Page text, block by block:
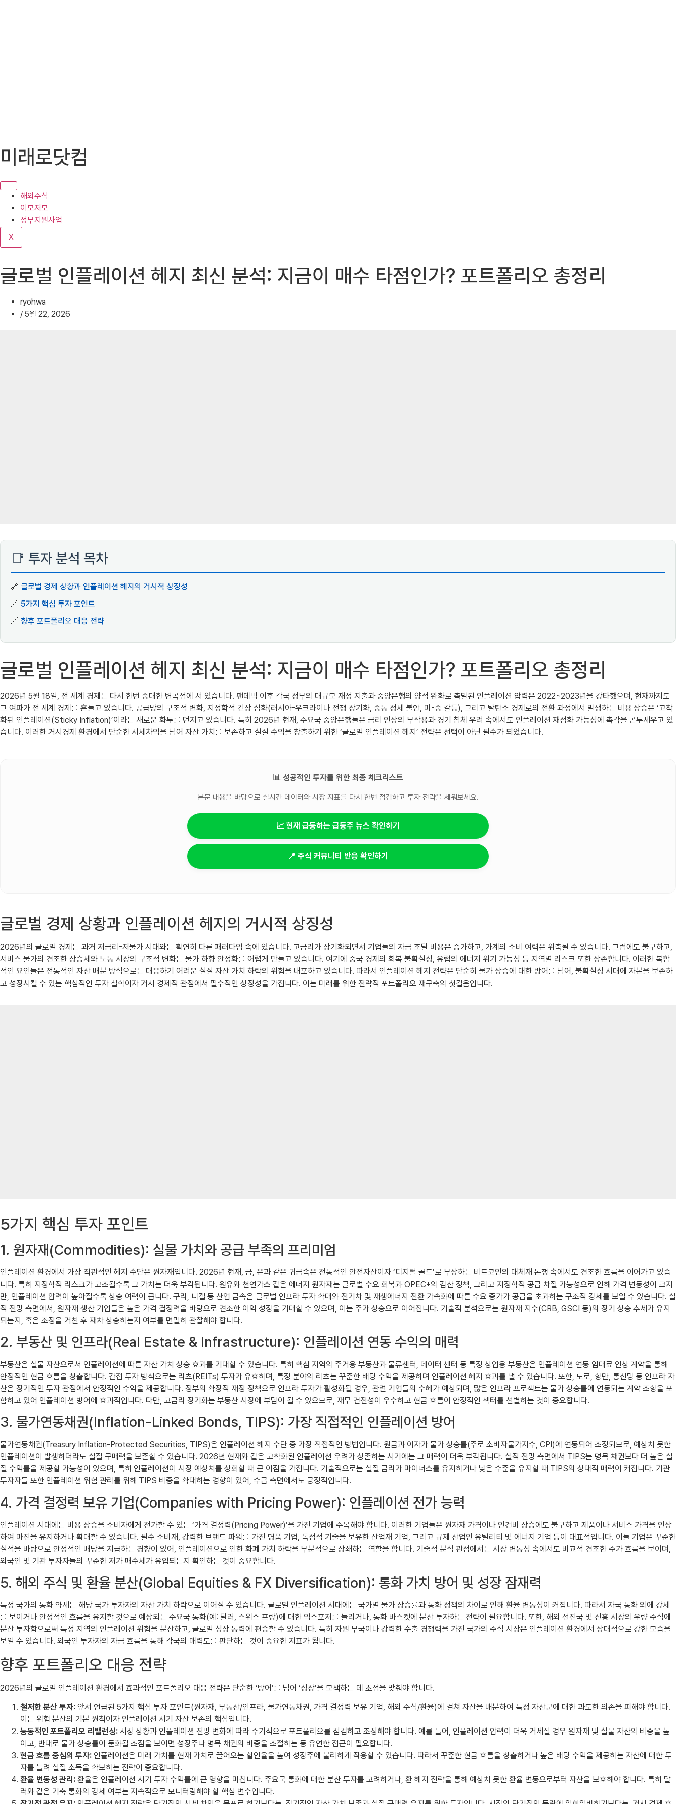
텐
로
기
미래로닷컴
해외주식
이모저모
정부지원사업
X
글로벌 인플레이션 헤지 최신 분석: 지금이 매수 타점인가? 포트폴리오 총정리
ryohwa
/ 5월 22, 2026
📑 투자 분석 목차
🔗 글로벌 경제 상황과 인플레이션 헤지의 거시적 상징성
🔗 5가지 핵심 투자 포인트
🔗 향후 포트폴리오 대응 전략
글로벌 인플레이션 헤지 최신 분석: 지금이 매수 타점인가? 포트폴리오 총정리
2026년 5월 18일, 전 세계 경제는 다시 한번 중대한 변곡점에 서 있습니다. 팬데믹 이후 각국 정부의 대규모 재정 지출과 중앙은행의 양적 완화로 촉발된 인플레이션 압력은 2022~2023년을 강타했으며, 현재까지도
그 여파가 전 세계 경제를 흔들고 있습니다. 공급망의 구조적 변화, 지정학적 긴장 심화(러시아-우크라이나 전쟁 장기화, 중동 정세 불안, 미-중 갈등), 그리고 탈탄소 경제로의 전환 과정에서 발생하는 비용 상승은 ‘고착
화된 인플레이션(Sticky Inflation)’이라는 새로운 화두를 던지고 있습니다. 특히 2026년 현재, 주요국 중앙은행들은 금리 인상의 부작용과 경기 침체 우려 속에서도 인플레이션 재점화 가능성에 촉각을 곤두세우고 있
습니다. 이러한 거시경제 환경에서 단순한 시세차익을 넘어 자산 가치를 보존하고 실질 수익을 창출하기 위한 ‘글로벌 인플레이션 헤지’ 전략은 선택이 아닌 필수가 되었습니다.
📊 성공적인 투자를 위한 최종 체크리스트
본문 내용을 바탕으로 실시간 데이터와 시장 지표를 다시 한번 점검하고 투자 전략을 세워보세요.
📈 현재 급등하는 급등주 뉴스 확인하기
📍 주식 커뮤니티 반응 확인하기
글로벌 경제 상황과 인플레이션 헤지의 거시적 상징성
2026년의 글로벌 경제는 과거 저금리-저물가 시대와는 확연히 다른 패러다임 속에 있습니다. 고금리가 장기화되면서 기업들의 자금 조달 비용은 증가하고, 가계의 소비 여력은 위축될 수 있습니다. 그럼에도 불구하고,
서비스 물가의 견조한 상승세와 노동 시장의 구조적 변화는 물가 하향 안정화를 어렵게 만들고 있습니다. 여기에 중국 경제의 회복 불확실성, 유럽의 에너지 위기 가능성 등 지역별 리스크 또한 상존합니다. 이러한 복합
적인 요인들은 전통적인 자산 배분 방식으로는 대응하기 어려운 실질 자산 가치 하락의 위험을 내포하고 있습니다. 따라서 인플레이션 헤지 전략은 단순히 물가 상승에 대한 방어를 넘어, 불확실성 시대에 자본을 보존하
고 성장시킬 수 있는 핵심적인 투자 철학이자 거시 경제적 관점에서 필수적인 상징성을 가집니다. 이는 미래를 위한 전략적 포트폴리오 재구축의 첫걸음입니다.
5가지 핵심 투자 포인트
1. 원자재(Commodities): 실물 가치와 공급 부족의 프리미엄
인플레이션 환경에서 가장 직관적인 헤지 수단은 원자재입니다. 2026년 현재, 금, 은과 같은 귀금속은 전통적인 안전자산이자 ‘디지털 골드’로 부상하는 비트코인의 대체재 논쟁 속에서도 견조한 흐름을 이어가고 있습
니다. 특히 지정학적 리스크가 고조될수록 그 가치는 더욱 부각됩니다. 원유와 천연가스 같은 에너지 원자재는 글로벌 수요 회복과 OPEC+의 감산 정책, 그리고 지정학적 공급 차질 가능성으로 인해 가격 변동성이 크지
만, 인플레이션 압력이 높아질수록 상승 여력이 큽니다. 구리, 니켈 등 산업 금속은 글로벌 인프라 투자 확대와 전기차 및 재생에너지 전환 가속화에 따른 수요 증가가 공급을 초과하는 구조적 강세를 보일 수 있습니다. 실
적 전망 측면에서, 원자재 생산 기업들은 높은 가격 결정력을 바탕으로 견조한 이익 성장을 기대할 수 있으며, 이는 주가 상승으로 이어집니다. 기술적 분석으로는 원자재 지수(CRB, GSCI 등)의 장기 상승 추세가 유지
되는지, 혹은 조정을 거친 후 재차 상승하는지 여부를 면밀히 관찰해야 합니다.
2. 부동산 및 인프라(Real Estate & Infrastructure): 인플레이션 연동 수익의 매력
부동산은 실물 자산으로서 인플레이션에 따른 자산 가치 상승 효과를 기대할 수 있습니다. 특히 핵심 지역의 주거용 부동산과 물류센터, 데이터 센터 등 특정 상업용 부동산은 인플레이션 연동 임대료 인상 계약을 통해
안정적인 현금 흐름을 창출합니다. 간접 투자 방식으로는 리츠(REITs) 투자가 유효하며, 특정 분야의 리츠는 꾸준한 배당 수익을 제공하며 인플레이션 헤지 효과를 낼 수 있습니다. 또한, 도로, 항만, 통신망 등 인프라 자
산은 장기적인 투자 관점에서 안정적인 수익을 제공합니다. 정부의 확장적 재정 정책으로 인프라 투자가 활성화될 경우, 관련 기업들의 수혜가 예상되며, 많은 인프라 프로젝트는 물가 상승률에 연동되는 계약 조항을 포
함하고 있어 인플레이션 방어에 효과적입니다. 다만, 고금리 장기화는 부동산 시장에 부담이 될 수 있으므로, 재무 건전성이 우수하고 현금 흐름이 안정적인 섹터를 선별하는 것이 중요합니다.
3. 물가연동채권(Inflation-Linked Bonds, TIPS): 가장 직접적인 인플레이션 방어
물가연동채권(Treasury Inflation-Protected Securities, TIPS)은 인플레이션 헤지 수단 중 가장 직접적인 방법입니다. 원금과 이자가 물가 상승률(주로 소비자물가지수, CPI)에 연동되어 조정되므로, 예상치 못한
인플레이션이 발생하더라도 실질 구매력을 보존할 수 있습니다. 2026년 현재와 같은 고착화된 인플레이션 우려가 상존하는 시기에는 그 매력이 더욱 부각됩니다. 실적 전망 측면에서 TIPS는 명목 채권보다 더 높은 실
질 수익률을 제공할 가능성이 있으며, 특히 인플레이션이 시장 예상치를 상회할 때 큰 이점을 가집니다. 기술적으로는 실질 금리가 마이너스를 유지하거나 낮은 수준을 유지할 때 TIPS의 상대적 매력이 커집니다. 기관
투자자들 또한 인플레이션 위험 관리를 위해 TIPS 비중을 확대하는 경향이 있어, 수급 측면에서도 긍정적입니다.
4. 가격 결정력 보유 기업(Companies with Pricing Power): 인플레이션 전가 능력
인플레이션 시대에는 비용 상승을 소비자에게 전가할 수 있는 ‘가격 결정력(Pricing Power)’을 가진 기업에 주목해야 합니다. 이러한 기업들은 원자재 가격이나 인건비 상승에도 불구하고 제품이나 서비스 가격을 인상
하여 마진을 유지하거나 확대할 수 있습니다. 필수 소비재, 강력한 브랜드 파워를 가진 명품 기업, 독점적 기술을 보유한 산업재 기업, 그리고 규제 산업인 유틸리티 및 에너지 기업 등이 대표적입니다. 이들 기업은 꾸준한
실적을 바탕으로 안정적인 배당을 지급하는 경향이 있어, 인플레이션으로 인한 화폐 가치 하락을 부분적으로 상쇄하는 역할을 합니다. 기술적 분석 관점에서는 시장 변동성 속에서도 비교적 견조한 주가 흐름을 보이며,
외국인 및 기관 투자자들의 꾸준한 저가 매수세가 유입되는지 확인하는 것이 중요합니다.
5. 해외 주식 및 환율 분산(Global Equities & FX Diversification): 통화 가치 방어 및 성장 잠재력
특정 국가의 통화 약세는 해당 국가 투자자의 자산 가치 하락으로 이어질 수 있습니다. 글로벌 인플레이션 시대에는 국가별 물가 상승률과 통화 정책의 차이로 인해 환율 변동성이 커집니다. 따라서 자국 통화 외에 강세
를 보이거나 안정적인 흐름을 유지할 것으로 예상되는 주요국 통화(예: 달러, 스위스 프랑)에 대한 익스포저를 늘리거나, 통화 바스켓에 분산 투자하는 전략이 필요합니다. 또한, 해외 선진국 및 신흥 시장의 우량 주식에
분산 투자함으로써 특정 지역의 인플레이션 위험을 분산하고, 글로벌 성장 동력에 편승할 수 있습니다. 특히 자원 부국이나 강력한 수출 경쟁력을 가진 국가의 주식 시장은 인플레이션 환경에서 상대적으로 강한 모습을
보일 수 있습니다. 외국인 투자자의 자금 흐름을 통해 각국의 매력도를 판단하는 것이 중요한 지표가 됩니다.
향후 포트폴리오 대응 전략
2026년의 글로벌 인플레이션 환경에서 효과적인 포트폴리오 대응 전략은 단순한 ‘방어’를 넘어 ‘성장’을 모색하는 데 초점을 맞춰야 합니다.
철저한 분산 투자: 앞서 언급된 5가지 핵심 투자 포인트(원자재, 부동산/인프라, 물가연동채권, 가격 결정력 보유 기업, 해외 주식/환율)에 걸쳐 자산을 배분하여 특정 자산군에 대한 과도한 의존을 피해야 합니다.
이는 위험 분산의 기본 원칙이자 인플레이션 시기 자산 보존의 핵심입니다.
능동적인 포트폴리오 리밸런싱: 시장 상황과 인플레이션 전망 변화에 따라 주기적으로 포트폴리오를 점검하고 조정해야 합니다. 예를 들어, 인플레이션 압력이 더욱 거세질 경우 원자재 및 실물 자산의 비중을 높
이고, 반대로 물가 상승률이 둔화될 조짐을 보이면 성장주나 명목 채권의 비중을 조절하는 등 유연한 접근이 필요합니다.
현금 흐름 중심의 투자: 인플레이션은 미래 가치를 현재 가치로 끌어오는 할인율을 높여 성장주에 불리하게 작용할 수 있습니다. 따라서 꾸준한 현금 흐름을 창출하거나 높은 배당 수익을 제공하는 자산에 대한 투
자를 늘려 실질 소득을 확보하는 전략이 중요합니다.
환율 변동성 관리: 환율은 인플레이션 시기 투자 수익률에 큰 영향을 미칩니다. 주요국 통화에 대한 분산 투자를 고려하거나, 환 헤지 전략을 통해 예상치 못한 환율 변동으로부터 자산을 보호해야 합니다. 특히 달
러와 같은 기축 통화의 강세 여부는 지속적으로 모니터링해야 할 핵심 변수입니다.